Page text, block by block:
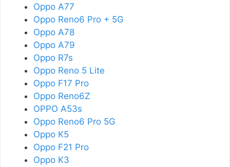
Oppo A77
Oppo Reno6 Pro + 5G
Oppo A78
Oppo A79
Oppo R7s
Oppo Reno 5 Lite
Oppo F17 Pro
Oppo Reno6Z
OPPO A53s
Oppo Reno6 Pro 5G
Oppo K5
Oppo F21 Pro
Oppo K3